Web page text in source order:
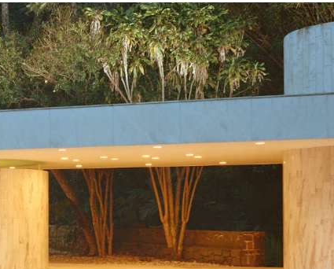
ICONOGRAFIA
LITERATURA
MÚSICA
ARTE CONTEMPORÂNEA
BIBLIOTECA DE FOTOGRAFIA
PROGRAMA CONVIDA
POR DENTRO DO ACERVO
SOBRE CINEMA NO IMS
BLOG DO CINEMA
REVISTAS DE PROGRAMAÇÃO
COLEÇÃO DVD IMS
IMS POÇOS
SOBRE O IMS
QUEM SOMOS
AÇÃO SOCIAL
PUBLICAÇÕES E DVDs